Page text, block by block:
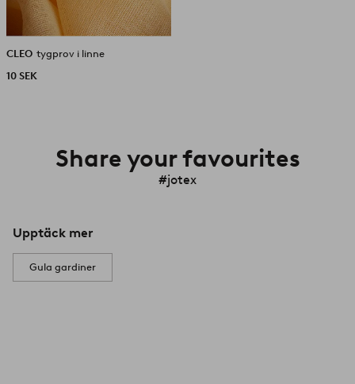
CLEO tygprov i linne
10 SEK
Share your favourites
#jotex
Upptäck mer
Gula gardiner